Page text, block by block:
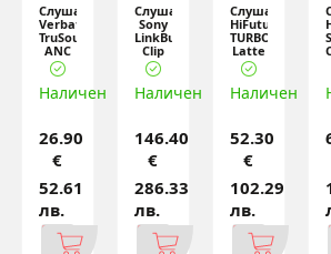
Слушалки
Verbatim
TruSound
ANC
Neckband
Earbuds
Gr
Наличен
26.90
€
52.61
лв.
Слушалки
Sony
LinkBuds
Clip
WF-
LC900
TWS
Open-
Наличен
146.40
€
286.33
лв.
Слушалки
HiFuture
TURBO3
Latte
Наличен
52.30
€
102.29
лв.